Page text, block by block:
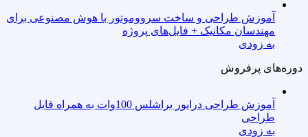
آموزش طراحی و ساخت سرووموتور با هوش مصنوعی برای
مهندسان مکانیک + فایل‌های پروژه
به زودی
دوره‌های پرفروش
آموزش طراحی درایور براشلس 100وات به همراه فایل
طراحی
به زودی